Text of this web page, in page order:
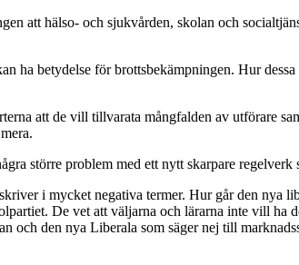
att hälso- och sjukvården, skolan och
ha betydelse för brottsbekämpningen. Hur
att de vill tillvarata mångfalden av utförare
större problem med ett nytt skarpare
i mycket negativa termer. Hur går den nya
De vet att väljarna och lärarna inte vill ha
och den nya Liberala som säger nej till